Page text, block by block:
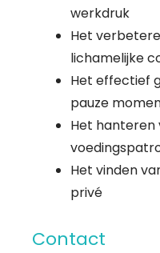
werkdruk
Het
lichamelijke
Het effectief
pauze
Het hanteren
Het vinden
privé
Contact